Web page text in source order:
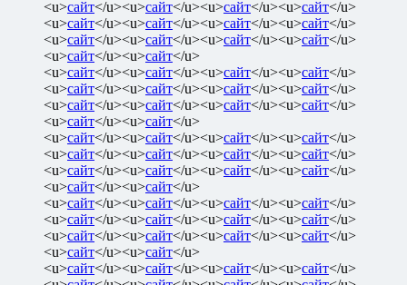
<u>сайт</u><u>сайт</u><u>сайт</u><u>сайт</u>
<u>сайт</u><u>сайт</u><u>сайт</u><u>сайт</u>
<u>сайт</u><u>сайт</u><u>сайт</u><u>сайт</u>
<u>сайт</u><u>сайт</u>
<u>сайт</u><u>сайт</u><u>сайт</u><u>сайт</u>
<u>сайт</u><u>сайт</u><u>сайт</u><u>сайт</u>
<u>сайт</u><u>сайт</u><u>сайт</u><u>сайт</u>
<u>сайт</u><u>сайт</u>
<u>сайт</u><u>сайт</u><u>сайт</u><u>сайт</u>
<u>сайт</u><u>сайт</u><u>сайт</u><u>сайт</u>
<u>сайт</u><u>сайт</u><u>сайт</u><u>сайт</u>
<u>сайт</u><u>сайт</u>
<u>сайт</u><u>сайт</u><u>сайт</u><u>сайт</u>
<u>сайт</u><u>сайт</u><u>сайт</u><u>сайт</u>
<u>сайт</u><u>сайт</u><u>сайт</u><u>сайт</u>
<u>сайт</u><u>сайт</u>
<u>сайт</u><u>сайт</u><u>сайт</u><u>сайт</u>